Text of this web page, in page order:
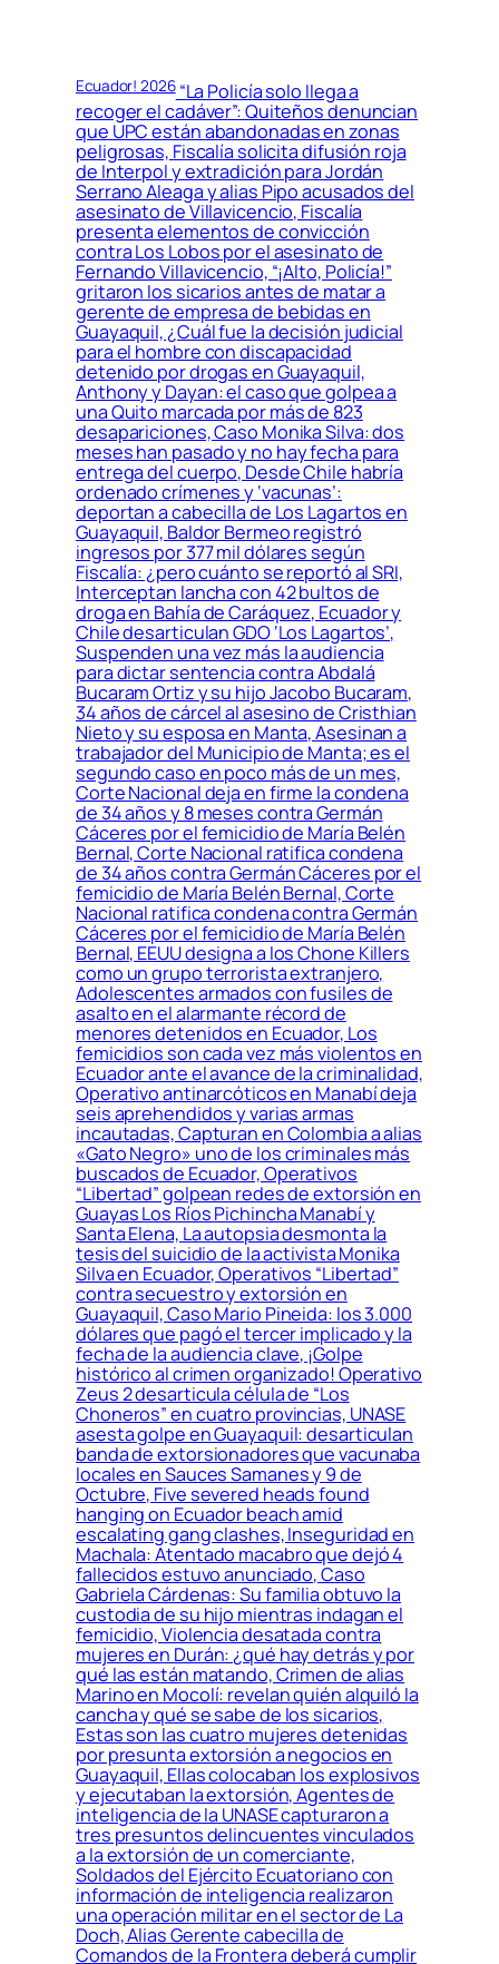
Ecuador! 2026“La Policía solo llega a
recoger el cadáver”: Quiteños denuncian
que UPC están abandonadas en zonas
peligrosas, Fiscalía solicita difusión roja
de Interpol y extradición para Jordán
Serrano Aleaga y alias Pipo acusados del
asesinato de Villavicencio, Fiscalía
presenta elementos de convicción
contra Los Lobos por el asesinato de
Fernando Villavicencio, “¡Alto, Policía!”
gritaron los sicarios antes de matar a
gerente de empresa de bebidas en
Guayaquil, ¿Cuál fue la decisión judicial
para el hombre con discapacidad
detenido por drogas en Guayaquil,
Anthony y Dayan: el caso que golpea a
una Quito marcada por más de 823
desapariciones, Caso Monika Silva: dos
meses han pasado y no hay fecha para
entrega del cuerpo, Desde Chile habría
ordenado crímenes y ‘vacunas’:
deportan a cabecilla de Los Lagartos en
Guayaquil, Baldor Bermeo registró
ingresos por 377 mil dólares según
Fiscalía: ¿pero cuánto se reportó al SRI,
Interceptan lancha con 42 bultos de
droga en Bahía de Caráquez, Ecuador y
Chile desarticulan GDO ‘Los Lagartos’,
Suspenden una vez más la audiencia
para dictar sentencia contra Abdalá
Bucaram Ortiz y su hijo Jacobo Bucaram,
34 años de cárcel al asesino de Cristhian
Nieto y su esposa en Manta, Asesinan a
trabajador del Municipio de Manta; es el
segundo caso en poco más de un mes,
Corte Nacional deja en firme la condena
de 34 años y 8 meses contra Germán
Cáceres por el femicidio de María Belén
Bernal, Corte Nacional ratifica condena
de 34 años contra Germán Cáceres por el
femicidio de María Belén Bernal, Corte
Nacional ratifica condena contra Germán
Cáceres por el femicidio de María Belén
Bernal, EEUU designa a los Chone Killers
como un grupo terrorista extranjero,
Adolescentes armados con fusiles de
asalto en el alarmante récord de
menores detenidos en Ecuador, Los
femicidios son cada vez más violentos en
Ecuador ante el avance de la criminalidad,
Operativo antinarcóticos en Manabí deja
seis aprehendidos y varias armas
incautadas, Capturan en Colombia a alias
«Gato Negro» uno de los criminales más
buscados de Ecuador, Operativos
“Libertad” golpean redes de extorsión en
Guayas Los Ríos Pichincha Manabí y
Santa Elena, La autopsia desmonta la
tesis del suicidio de la activista Monika
Silva en Ecuador, Operativos “Libertad”
contra secuestro y extorsión en
Guayaquil, Caso Mario Pineida: los 3.000
dólares que pagó el tercer implicado y la
fecha de la audiencia clave, ¡Golpe
histórico al crimen organizado! Operativo
Zeus 2 desarticula célula de “Los
Choneros” en cuatro provincias, UNASE
asesta golpe en Guayaquil: desarticulan
banda de extorsionadores que vacunaba
locales en Sauces Samanes y 9 de
Octubre, Five severed heads found
hanging on Ecuador beach amid
escalating gang clashes, Inseguridad en
Machala: Atentado macabro que dejó 4
fallecidos estuvo anunciado, Caso
Gabriela Cárdenas: Su familia obtuvo la
custodia de su hijo mientras indagan el
femicidio, Violencia desatada contra
mujeres en Durán: ¿qué hay detrás y por
qué las están matando, Crimen de alias
Marino en Mocolí: revelan quién alquiló la
cancha y qué se sabe de los sicarios,
Estas son las cuatro mujeres detenidas
por presunta extorsión a negocios en
Guayaquil, Ellas colocaban los explosivos
y ejecutaban la extorsión, Agentes de
inteligencia de la UNASE capturaron a
tres presuntos delincuentes vinculados
a la extorsión de un comerciante,
Soldados del Ejército Ecuatoriano con
información de inteligencia realizaron
una operación militar en el sector de La
Doch, Alias Gerente cabecilla de
Comandos de la Frontera deberá cumplir